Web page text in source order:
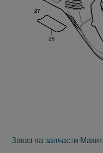
Заказ на запчасти